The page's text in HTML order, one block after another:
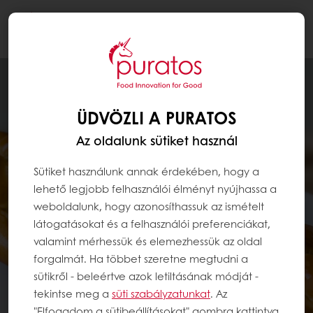
ÜDVÖZLI A PURATOS
Az oldalunk sütiket használ
Sütiket használunk annak érdekében, hogy a
lehető legjobb felhasználói élményt nyújhassa a
weboldalunk, hogy azonosíthassuk az ismételt
látogatásokat és a felhasználói preferenciákat,
valamint mérhessük és elemezhessük az oldal
forgalmát. Ha többet szeretne megtudni a
sütikről - beleértve azok letiltásának módját -
tekintse meg a süti szabályzatunkat. Az